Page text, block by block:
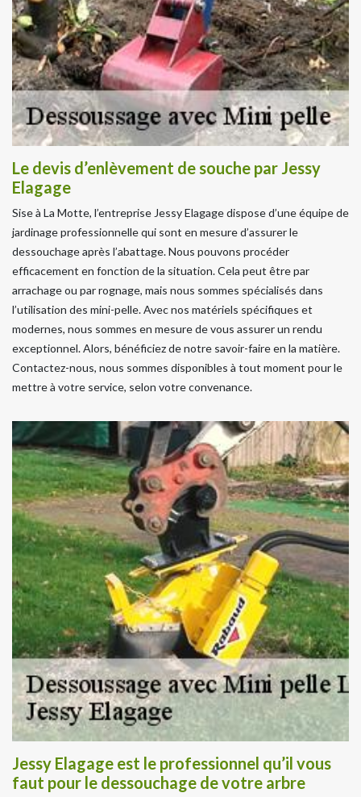
Le devis d’enlèvement de souche par Jessy
Elagage
Sise à La Motte, l’entreprise Jessy Elagage dispose d’une équipe de
jardinage professionnelle qui sont en mesure d’assurer le
dessouchage après l’abattage. Nous pouvons procéder
efficacement en fonction de la situation. Cela peut être par
arrachage ou par rognage, mais nous sommes spécialisés dans
l’utilisation des mini-pelle. Avec nos matériels spécifiques et
modernes, nous sommes en mesure de vous assurer un rendu
exceptionnel. Alors, bénéficiez de notre savoir-faire en la matière.
Contactez-nous, nous sommes disponibles à tout moment pour le
mettre à votre service, selon votre convenance.
Jessy Elagage est le professionnel qu’il vous
faut pour le dessouchage de votre arbre